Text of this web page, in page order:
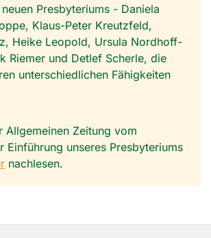
Presbyteriums - Daniela
Klaus-Peter Kreutzfeld,
Heike Leopold, Ursula Nordhoff-
Riemer und Detlef Scherle, die
unterschiedlichen Fähigkeiten
Allgemeinen Zeitung vom
Einführung unseres Presbyteriums
nachlesen.